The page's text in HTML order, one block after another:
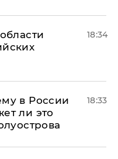
18:34
в России
ли это
18:33